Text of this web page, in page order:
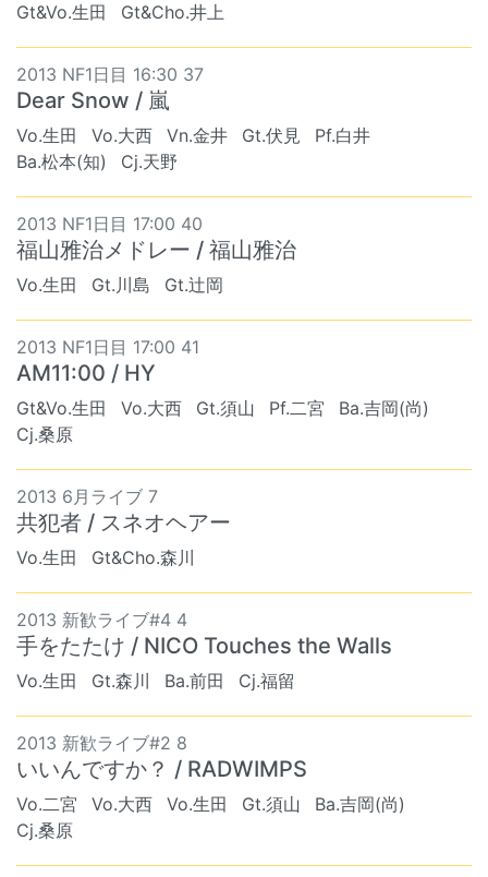
Gt&Vo.生田 Gt&Cho.井上
2013 NF1日目 16:30 37
Dear Snow / 嵐
Vo.生田 Vo.大西 Vn.金井 Gt.伏見
Pf.白井
Ba.松本(知)
Cj.天野
2013 NF1日目 17:00 40
福山雅治メドレー / 福山雅治
Vo.生田 Gt.川島 Gt.辻岡
2013 NF1日目 17:00 41
AM11:00 / HY
Gt&Vo.生田 Vo.大西 Gt.須山 Pf.二宮
Ba.吉岡(尚)
Cj.桑原
2013 6月ライブ 7
共犯者 / スネオヘアー
Vo.生田 Gt&Cho.森川
2013 新歓ライブ#4 4
手をたたけ / NICO Touches the Walls
Vo.生田 Gt.森川 Ba.前田 Cj.福留
2013 新歓ライブ#2 8
いいんですか？ / RADWIMPS
Vo.二宮 Vo.大西 Vo.生田 Gt.須山
Ba.吉岡(尚)
Cj.桑原